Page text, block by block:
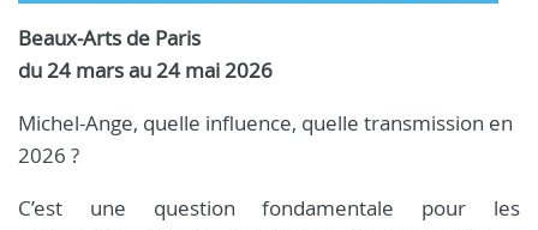
Beaux-Arts de Paris
du 24 mars au 24 mai 2026
Michel-Ange, quelle influence, quelle transmission en
2026 ?
C’est une question fondamentale pour les